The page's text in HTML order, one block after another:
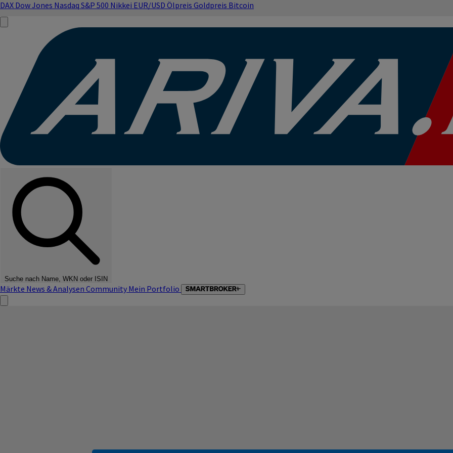
DAX Dow Jones Nasdaq S&P 500 Nikkei EUR/USD Ölpreis Goldpreis Bitcoin
Suche nach Name, WKN oder ISIN
Märkte News & Analysen Community Mein Portfolio